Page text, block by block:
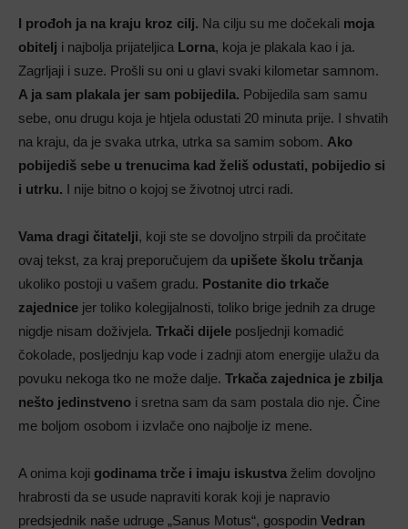
I prođoh ja na kraju kroz cilj. Na cilju su me dočekali moja
obitelj i najbolja prijateljica Lorna, koja je plakala kao i ja.
Zagrljaji i suze. Prošli su oni u glavi svaki kilometar samnom.
A ja sam plakala jer sam pobijedila. Pobijedila sam samu
sebe, onu drugu koja je htjela odustati 20 minuta prije. I shvatih
na kraju, da je svaka utrka, utrka sa samim sobom. Ako
pobijediš sebe u trenucima kad želiš odustati, pobijedio si
i utrku. I nije bitno o kojoj se životnoj utrci radi.
Vama dragi čitatelji, koji ste se dovoljno strpili da pročitate
ovaj tekst, za kraj preporučujem da upišete školu trčanja
ukoliko postoji u vašem gradu. Postanite dio trkače
zajednice jer toliko kolegijalnosti, toliko brige jednih za druge
nigdje nisam doživjela. Trkači dijele posljednji komadić
čokolade, posljednju kap vode i zadnji atom energije ulažu da
povuku nekoga tko ne može dalje. Trkača zajednica je zbilja
nešto jedinstveno i sretna sam da sam postala dio nje. Čine
me boljom osobom i izvlače ono najbolje iz mene.
A onima koji godinama trče i imaju iskustva želim dovoljno
hrabrosti da se usude napraviti korak koji je napravio
predsjednik naše udruge „Sanus Motus“, gospodin Vedran